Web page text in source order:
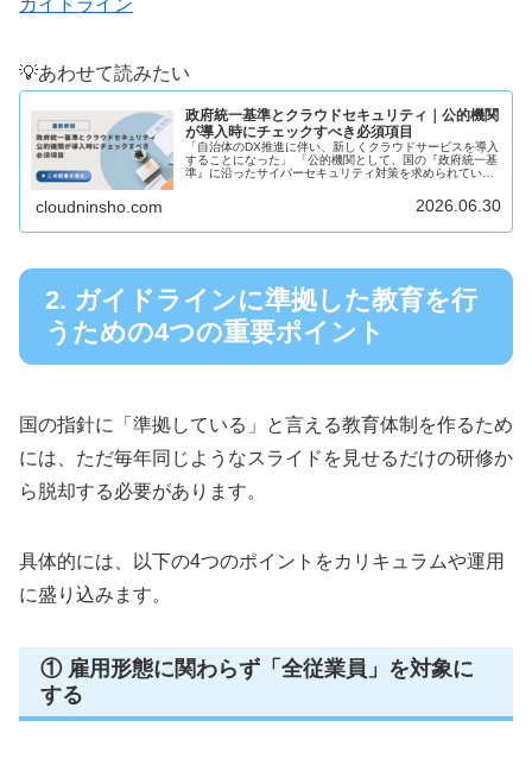
💡あわせて読みたい
政府統一基準とクラウドセキュリティ｜公的機関
が導入時にチェックすべき必須項目
「自治体のDX推進に伴い、新しくクラウドサービスを導入
することになった」 「公的機関として、国の『政府統一基
準』に沿ったサイバーセキュリティ対策を求められてい
cloudninsho.com 2026.06.30
2. ガイドラインに準拠した教育を行
うための4つの重要ポイント
国の指針に「準拠している」と言える教育体制を作るため
には、ただ毎年同じようなスライドを見せるだけの研修か
ら脱却する必要があります。
具体的には、以下の4つのポイントをカリキュラムや運用
に盛り込みます。
① 雇用形態に関わらず「全従業員」を対象に
する